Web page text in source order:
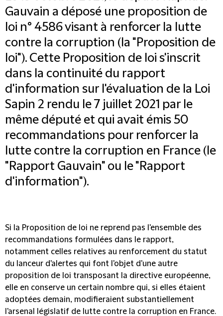
Gauvain a déposé une proposition de
loi n° 4586 visant à renforcer la lutte
contre la corruption (la "Proposition de
loi"). Cette Proposition de loi s'inscrit
dans la continuité du rapport
d'information sur l'évaluation de la Loi
Sapin 2 rendu le 7 juillet 2021 par le
même député et qui avait émis 50
recommandations pour renforcer la
lutte contre la corruption en France (le
"Rapport Gauvain" ou le "Rapport
d'information").
Si la Proposition de loi ne reprend pas l'ensemble des
recommandations formulées dans le rapport,
notamment celles relatives au renforcement du statut
du lanceur d'alertes qui font l'objet d'une autre
proposition de loi transposant la directive européenne,
elle en conserve un certain nombre qui, si elles étaient
adoptées demain, modifieraient substantiellement
l'arsenal législatif de lutte contre la corruption en France.